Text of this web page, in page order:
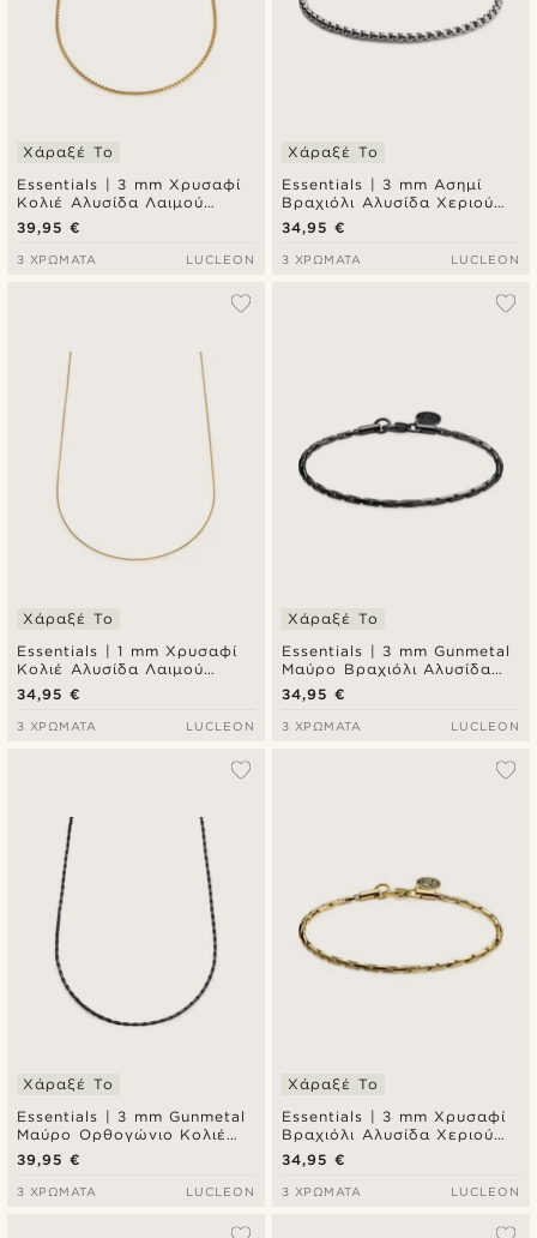
Essentials | 3 mm Χρυσαφί
Κολιέ Αλυσίδα Λαιμού
Curved Box Chain
Χάραξέ Το
39,95 €
3 ΧΡΏΜΑΤΑ LUCLEON
Essentials | 3 mm Ασημί
Βραχιόλι Αλυσίδα Χεριού
Curved Box Chain
Χάραξέ Το
34,95 €
3 ΧΡΏΜΑΤΑ LUCLEON
Essentials | 1 mm Χρυσαφί
Κολιέ Αλυσίδα Λαιμού
Curved Box Chain
Χάραξέ Το
34,95 €
3 ΧΡΏΜΑΤΑ LUCLEON
Essentials | 3 mm Gunmetal
Μαύρο Βραχιόλι Αλυσίδα
Χεριού Ορθογώνιο Box
Chain
Χάραξέ Το
34,95 €
3 ΧΡΏΜΑΤΑ LUCLEON
Essentials | 3 mm Gunmetal
Μαύρο Ορθογώνιο Κολιέ
Αλυσίδα Λαιμού Box Chain
Χάραξέ Το
39,95 €
3 ΧΡΏΜΑΤΑ LUCLEON
Essentials | 3 mm Χρυσαφί
Βραχιόλι Αλυσίδα Χεριού
Ορθογώνιο Box Chain
Χάραξέ Το
34,95 €
3 ΧΡΏΜΑΤΑ LUCLEON